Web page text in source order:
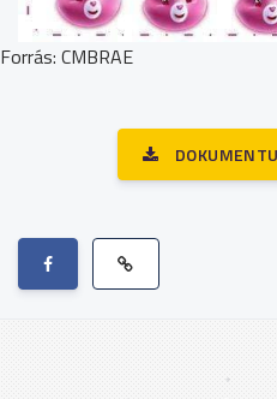
Forrás: CMBRAE